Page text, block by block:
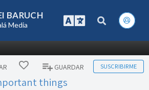
BARUCH
Media
GUARDAR SUSCRIBIRME
things